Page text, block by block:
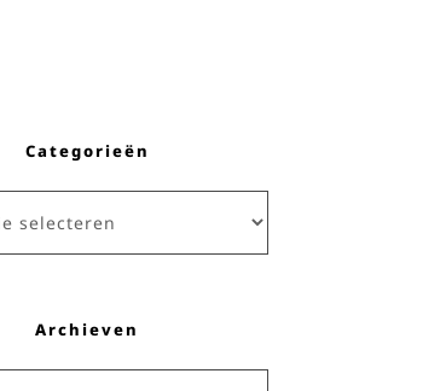
Categorieën
Archieven